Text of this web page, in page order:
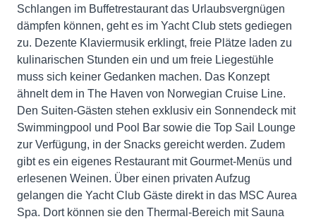
Schlangen im Buffetrestaurant das Urlaubsvergnügen
dämpfen können, geht es im Yacht Club stets gediegen
zu. Dezente Klaviermusik erklingt, freie Plätze laden zu
kulinarischen Stunden ein und um freie Liegestühle
muss sich keiner Gedanken machen. Das Konzept
ähnelt dem in The Haven von Norwegian Cruise Line.
Den Suiten-Gästen stehen exklusiv ein Sonnendeck mit
Swimmingpool und Pool Bar sowie die Top Sail Lounge
zur Verfügung, in der Snacks gereicht werden. Zudem
gibt es ein eigenes Restaurant mit Gourmet-Menüs und
erlesenen Weinen. Über einen privaten Aufzug
gelangen die Yacht Club Gäste direkt in das MSC Aurea
Spa. Dort können sie den Thermal-Bereich mit Sauna